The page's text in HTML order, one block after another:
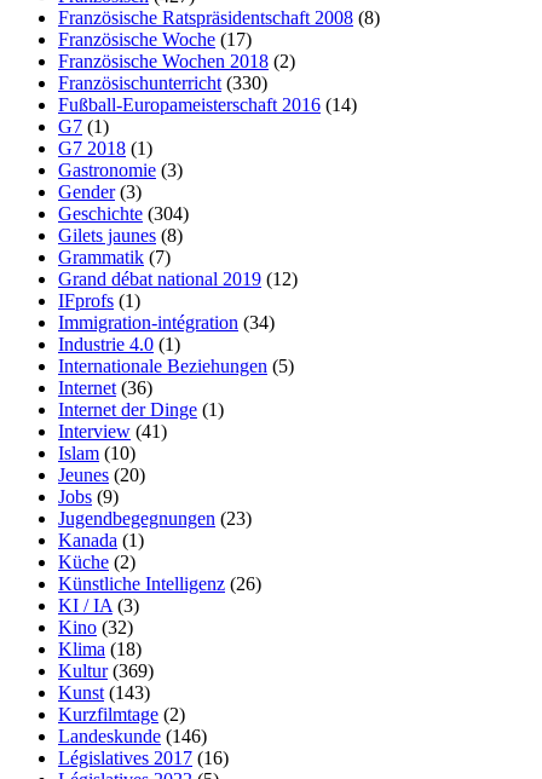
Französische Ratspräsidentschaft 2008 (8)
Französische Woche (17)
Französische Wochen 2018 (2)
Französischunterricht (330)
Fußball-Europameisterschaft 2016 (14)
G7 (1)
G7 2018 (1)
Gastronomie (3)
Gender(3)
Geschichte (304)
Gilets jaunes (8)
Grammatik (7)
Grand débat national 2019 (12)
IFprofs (1)
Immigration-intégration (34)
Industrie 4.0 (1)
Internationale Beziehungen (5)
Internet (36)
Internet der Dinge (1)
Interview (41)
Islam (10)
Jeunes (20)
Jobs (9)
Jugendbegegnungen (23)
Kanada (1)
Küche (2)
Künstliche Intelligenz (26)
KI / IA (3)
Kino (32)
Klima (18)
Kultur(369)
Kunst (143)
Kurzfilmtage (2)
Landeskunde (146)
Législatives 2017 (16)